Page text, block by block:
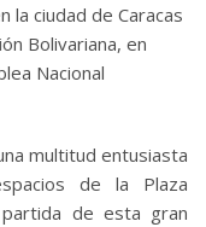
la ciudad de Caracas
Bolivariana, en
Nacional
multitud entusiasta
de la Plaza
de esta gran